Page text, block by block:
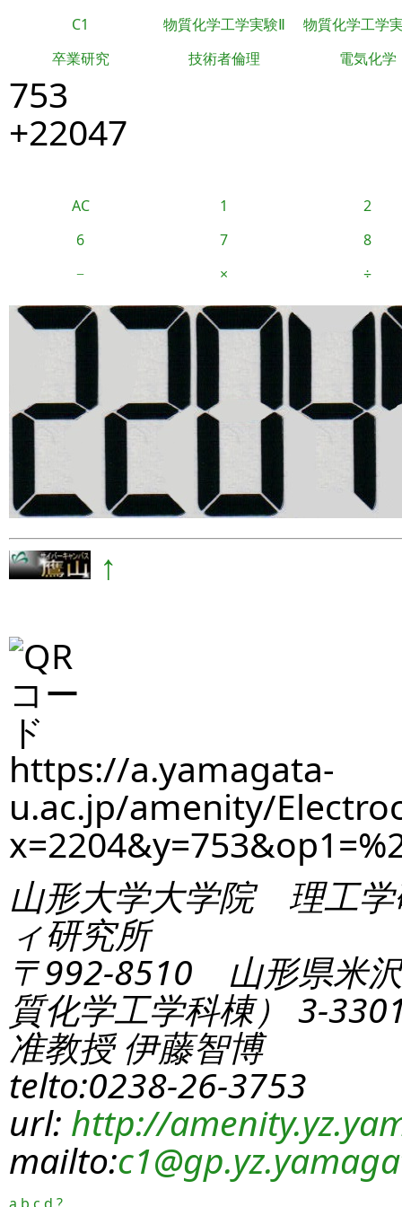
C1 物質化学工学実験Ⅱ
物質化学工学
卒業研究
技術者倫理 電気化学
753
+22047
AC 1
2
6
7
8
−
× ÷
↑
https://a.yamagata-
u.ac.jp/amenity/
山形大学大学院 理工学
ィ研究所
〒992-8510 山形県米
質化学工学科棟） 3-
准教授 伊藤智博
telto:0238-26-3753
url: http://
mailto:c1